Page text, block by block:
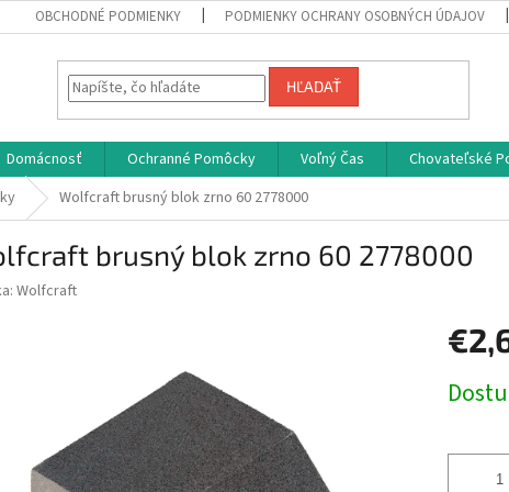
OBCHODNÉ PODMIENKY PODMIENKY OCHRANY OSOBNÝCH ÚDAJOV
HĽADAŤ
Domácnosť Ochranné Pomôcky Voľný Čas Chovateľské
Wolfcraft brusný blok zrno 60 2778000
brusný blok zrno 60 2778000
Wolfcraft
cena: